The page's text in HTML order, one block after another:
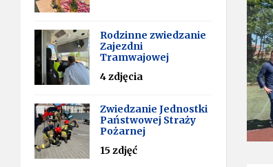
Rodzinne zwiedzanie
Zajezdni
Tramwajowej
4 zdjęcia
Zwiedzanie Jednostki
Państwowej Straży
Pożarnej
15 zdjęć